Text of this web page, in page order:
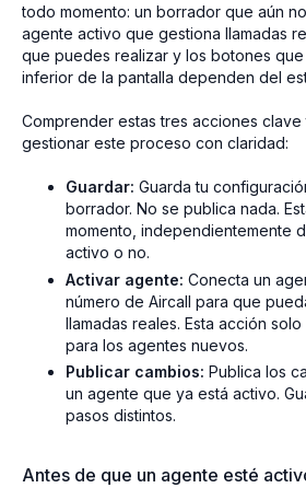
todo momento: un borrador que aún
agente activo que gestiona llamadas
que puedes realizar y los botones
inferior de la pantalla dependen del
Comprender estas tres acciones clave
gestionar este proceso con claridad:
Guardar: Guarda tu
borrador. No se publica nada.
momento, independientemente
activo o no.
Activar agente: Conecta un
número de Aircall para que
llamadas reales. Esta acción
para los agentes nuevos.
Publicar cambios: Publica los
un agente que ya está activo.
pasos distintos.
Antes de que un agente esté